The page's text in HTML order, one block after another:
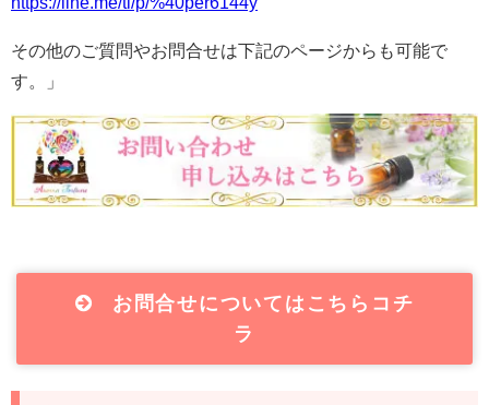
その他のご質問やお問合せは下記のページからも可能で
す。」
お問合せについてはこちらコチ
ラ